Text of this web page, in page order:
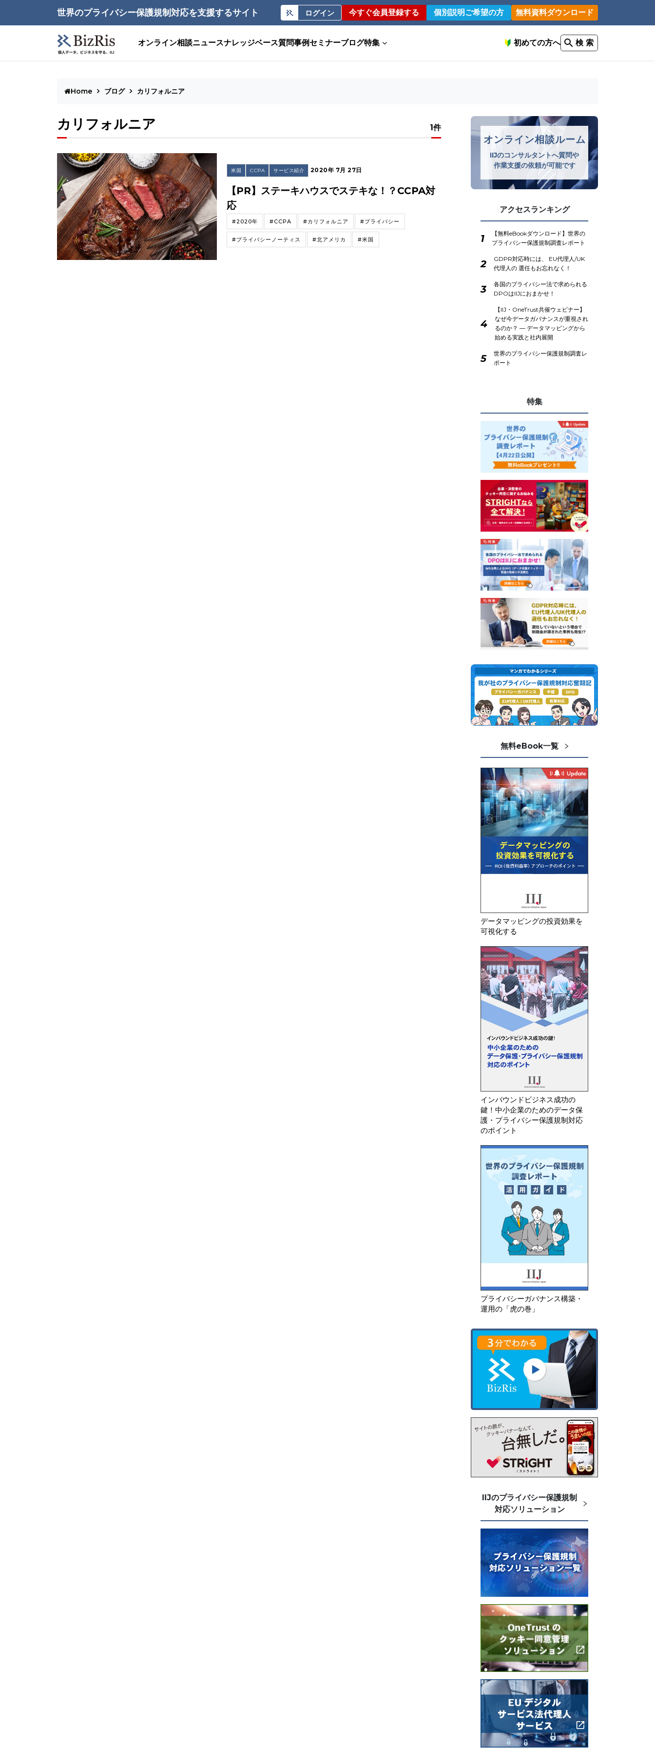
世界のプライバシー保護規制対応を支援するサイト ログイン 今すぐ会員登録する 個別説明ご希望の方 無料資料ダウンロード
オンライン相談ニュースナレッジベース質問事例 セミナーブログ特集 初めての方へ 検 索
Home ブログ カリフォルニア
カリフォルニア 1件
米国 CCPA サービス紹介 2020年 7月 27日
【PR】ステーキハウスでステキな！？CCPA対
応
#2020年 #CCPA #カリフォルニア #プライバシー
#プライバシーノーティス #北アメリカ #米国
オンライン相談ルーム
IIJのコンサルタントへ質問や
作業支援の依頼が可能です
アクセスランキング
1
【無料eBookダウンロード】世界の
プライバシー保護規制調査レポート
2
GDPR対応時には、 EU代理人/UK
代理人の 選任もお忘れなく！
3
各国のプライバシー法で求められる
DPOはIIJにおまかせ！
4
【IIJ・OneTrust共催ウェビナー】
なぜ今データガバナンスが重視され
るのか？ ― データマッピングから
始める実践と社内展開
5
世界のプライバシー保護規制調査レ
ポート
特集
無料eBook一覧
データマッピングの投資効果を
可視化する
インバウンドビジネス成功の
鍵！中小企業のためのデータ保
護・プライバシー保護規制対応
のポイント
プライバシーガバナンス構築・
運用の「虎の巻」
IIJのプライバシー保護規制
対応ソリューション